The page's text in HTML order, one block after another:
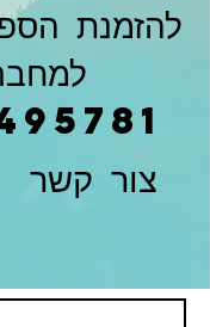
להזמנת